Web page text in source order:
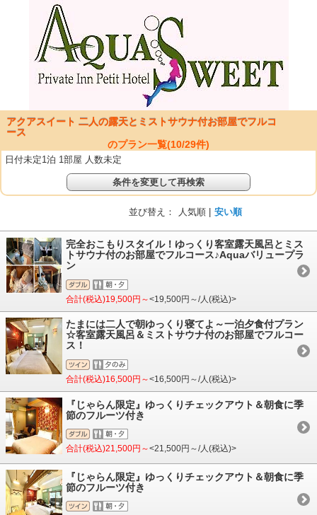
アクアスイート 二人の露天とミストサウナ付お部屋でフルコ
ース
のプラン一覧(10/29件)
日付未定1泊 1部屋 人数未定
条件を変更して再検索
並び替え： 人気順 | 安い順
完全おこもりスタイル！ゆっくり客室露天風呂とミス
トサウナ付のお部屋でフルコース♪Aquaバリュープラ
ン
合計(税込)19,500円～<19,500円～/人(税込)>
たまには二人で朝ゆっくり寝てよ～一泊夕食付プラン
☆客室露天風呂＆ミストサウナ付のお部屋でフルコー
ス！
合計(税込)16,500円～<16,500円～/人(税込)>
『じゃらん限定』ゆっくりチェックアウト＆朝食に季
節のフルーツ付き
合計(税込)21,500円～<21,500円～/人(税込)>
『じゃらん限定』ゆっくりチェックアウト＆朝食に季
節のフルーツ付き